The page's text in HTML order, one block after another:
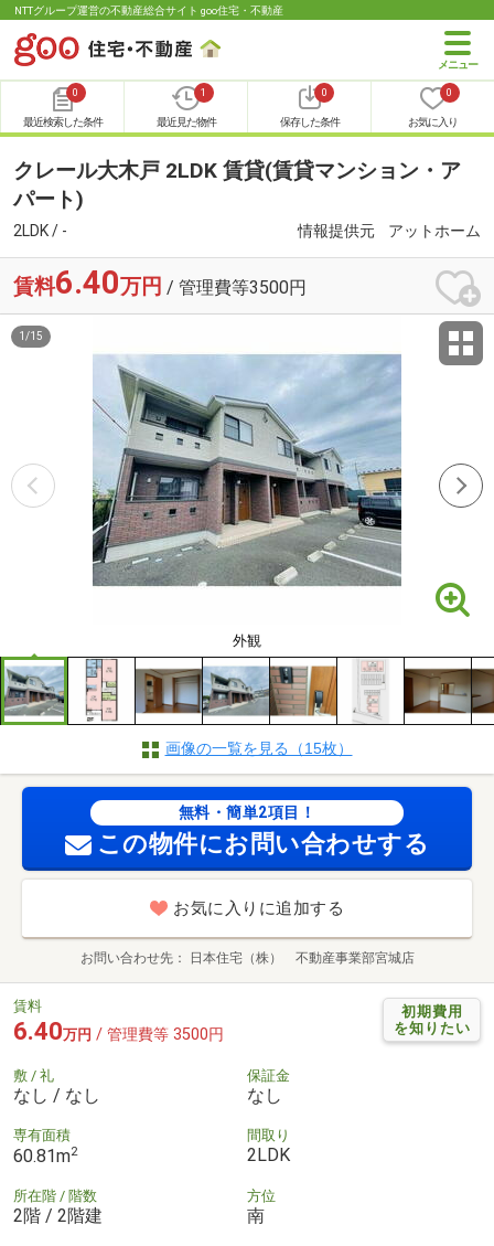
NTTグループ運営の不動産総合サイト goo住宅・不動産
0
最近検索した条件
1
最近見た物件
0
保存した条件
0
お気に入り
クレール大木戸 2LDK 賃貸(賃貸マンション・ア
パート)
2LDK / - 情報提供元 アットホーム
賃料6.40万円 / 管理費等3500円
外観
1 /15
画像の一覧を見る（15枚）
無料・簡単2項目！
この物件にお問い合わせする
お気に入りに追加する
お問い合わせ先 日本住宅（株） 不動産事業部宮城店
初期費用
を知りたい
賃料
6.40万円 / 管理費等 3500円
敷 / 礼
なし / なし
保証金
なし
専有面積
60.81m2
間取り
2LDK
所在階 / 階数
2階 / 2階建
方位
南